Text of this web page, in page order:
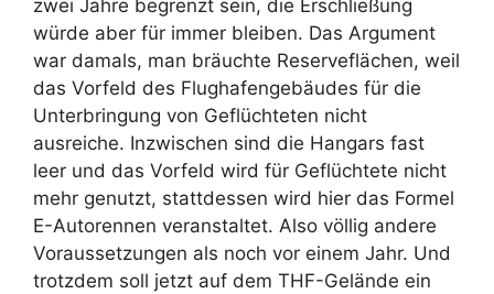
zwei Jahre begrenzt sein, die Erschließung
würde aber für immer bleiben. Das Argument
war damals, man bräuchte Reserveflächen, weil
das Vorfeld des Flughafengebäudes für die
Unterbringung von Geflüchteten nicht
ausreiche. Inzwischen sind die Hangars fast
leer und das Vorfeld wird für Geflüchtete nicht
mehr genutzt, stattdessen wird hier das Formel
E-Autorennen veranstaltet. Also völlig andere
Voraussetzungen als noch vor einem Jahr. Und
trotzdem soll jetzt auf dem THF-Gelände ein